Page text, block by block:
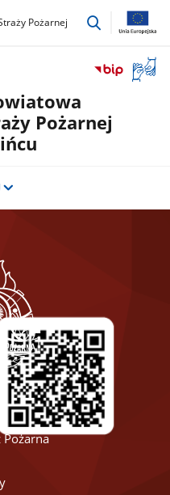
Pożarnej
przejdź
okno
Pożarnej
Pożarna